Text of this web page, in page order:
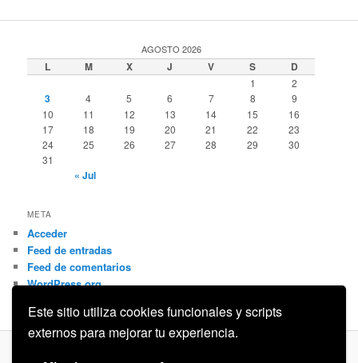
Este sitio utiliza cookies funcionales y scripts
externos para mejorar tu experiencia.
AGOSTO 2026
L M X J V S D
1 2
3 4 5 6 7 8
9
10
11 12 13 14 15
16
17
18 19 20 21 22
23
24
25 26 27 28 29
30
31
« Jul
META
Acceder
Feed de entradas
Feed de comentarios
WordPress.org